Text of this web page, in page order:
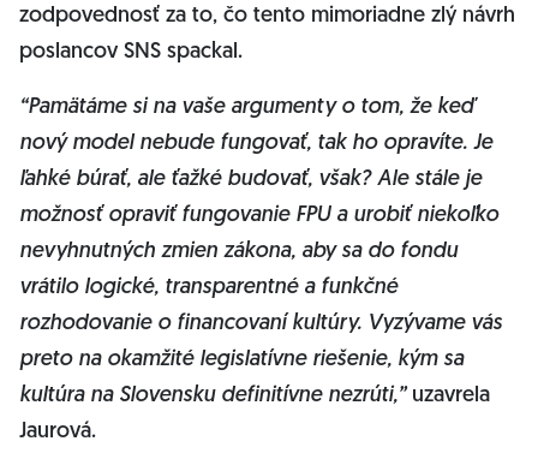
zodpovednosť za to, čo tento mimoriadne zlý návrh
poslancov SNS spackal.
“Pamätáme si na vaše argumenty o tom, že keď
nový model nebude fungovať, tak ho opravíte. Je
ľahké búrať, ale ťažké budovať, však? Ale stále je
možnosť opraviť fungovanie FPU a urobiť niekoľko
nevyhnutných zmien zákona, aby sa do fondu
vrátilo logické, transparentné a funkčné
rozhodovanie o financovaní kultúry. Vyzývame vás
preto na okamžité legislatívne riešenie, kým sa
kultúra na Slovensku definitívne nezrúti,”uzavrela
Jaurová.